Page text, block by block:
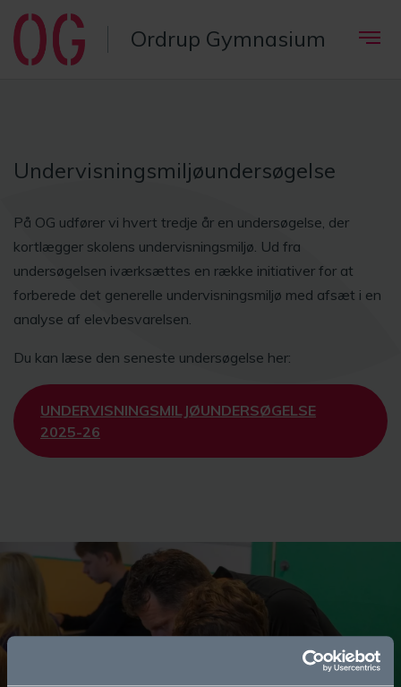
Ordrup Gymnasium
Undervisningsmiljøundersøgelse
På OG udfører vi hvert tredje år en undersøgelse, der
kortlægger skolens undervisningsmiljø. Ud fra
undersøgelsen iværksættes en række initiativer for at
forberede det generelle undervisningsmiljø med afsæt i en
analyse af elevbesvarelsen.
Du kan læse den seneste undersøgelse her:
UNDERVISNINGSMILJØUNDERSØGELSE
2025-26